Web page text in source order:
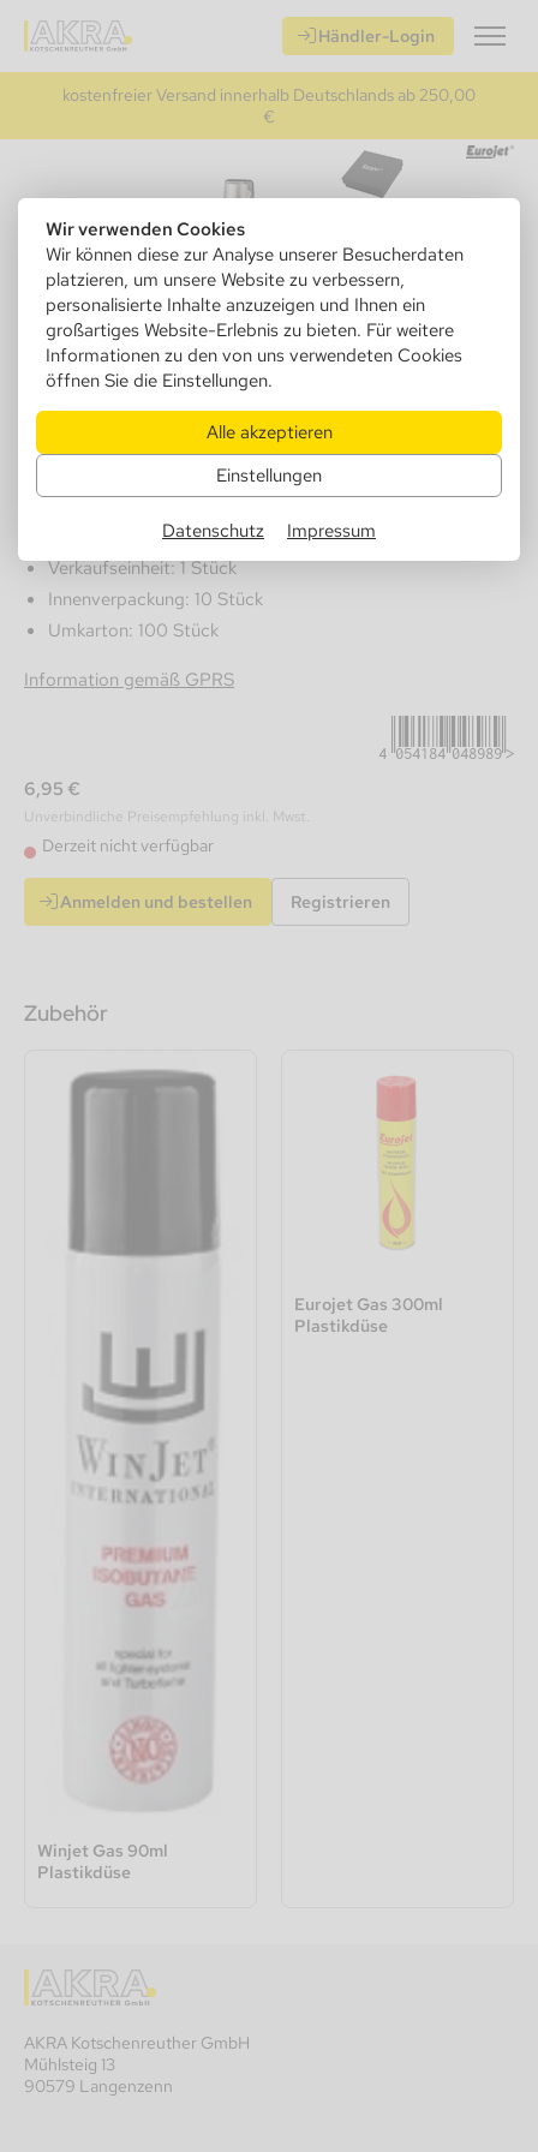
Wir verwenden Cookies
Wir können diese zur Analyse unserer Besucherdaten
platzieren, um unsere Website zu verbessern,
personalisierte Inhalte anzuzeigen und Ihnen ein
großartiges Website-Erlebnis zu bieten. Für weitere
Informationen zu den von uns verwendeten Cookies
öffnen Sie die Einstellungen.
Alle akzeptieren
Einstellungen
Datenschutz Impressum
Händler-Login
kostenfreier Versand innerhalb Deutschlands ab 250,00
€
Eurojet Feuerzeug 1xJet, schwarz
matt
Verkaufseinheit: 1 Stück
Innenverpackung: 10 Stück
Umkarton: 100 Stück
Information gemäß GPRS
4054184048989
6,95 €
Unverbindliche Preisempfehlung inkl. Mwst.
Derzeit nicht verfügbar
Anmelden und bestellen Registrieren
Zubehör
Winjet Gas 90ml
Plastikdüse
Eurojet Gas 300ml
Plastikdüse
AKRA Kotschenreuther GmbH
Mühlsteig 13
90579 Langenzenn